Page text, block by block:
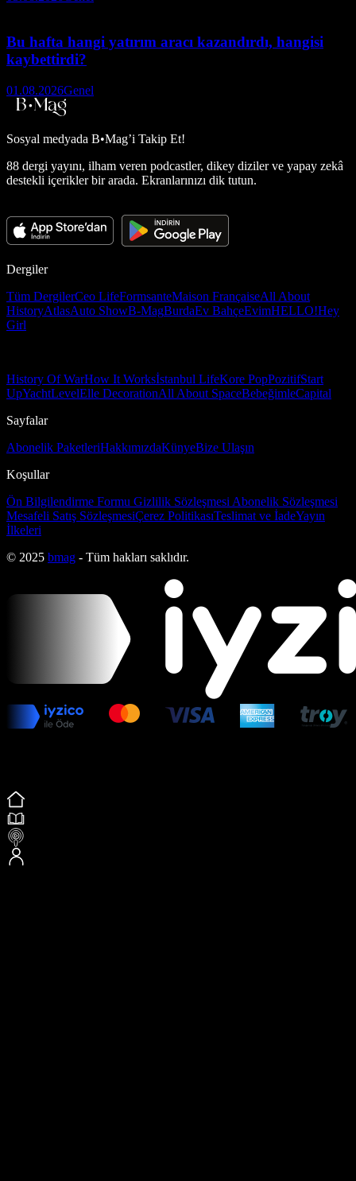
Bu hafta hangi yatırım aracı kazandırdı, hangisi
kaybettirdi?
01.08.2026Genel
Sosyal medyada B•Mag’i Takip Et!
88 dergi yayını, ilham veren podcastler, dikey diziler ve yapay zekâ
destekli içerikler bir arada. Ekranlarınızı dik tutun.
Dergiler
Tüm DergilerCeo LifeFormsanteMaison FrançaiseAll About
HistoryAtlasAuto ShowB-MagBurdaEv BahçeEvimHELLO!Hey
Girl
History Of WarHow It Worksİstanbul LifeKore PopPozitifStart
UpYachtLevelElle DecorationAll About SpaceBebeğimleCapital
Sayfalar
Abonelik PaketleriHakkımızdaKünyeBize Ulaşın
Koşullar
Ön Bilgilendirme Formu Gizlilik Sözleşmesi Abonelik Sözleşmesi
Mesafeli Satış SözleşmesiÇerez PolitikasıTeslimat ve İadeYayın
İlkeleri
© 2025 bmag - Tüm hakları saklıdır.